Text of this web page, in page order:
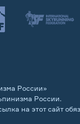
России»
России.
на этот сайт